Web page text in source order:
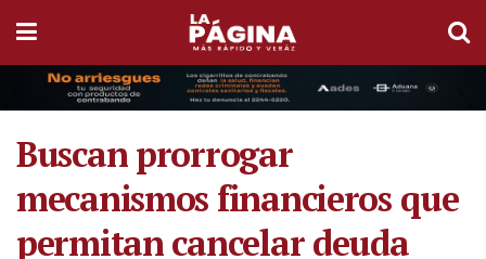
Buscan prorrogar
mecanismos financieros que
permitan cancelar deuda